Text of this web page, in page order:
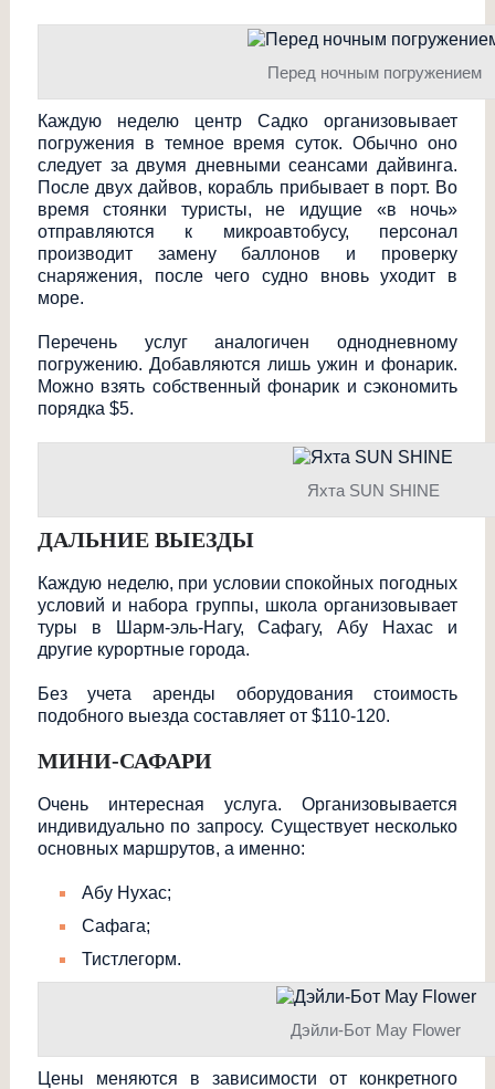
Перед ночным погружением
Каждую неделю центр Садко организовывает
погружения в темное время суток. Обычно оно
следует за двумя дневными сеансами дайвинга.
После двух дайвов, корабль прибывает в порт. Во
время стоянки туристы, не идущие «в ночь»
отправляются к микроавтобусу, персонал
производит замену баллонов и проверку
снаряжения, после чего судно вновь уходит в
море.
Перечень услуг аналогичен однодневному
погружению. Добавляются лишь ужин и фонарик.
Можно взять собственный фонарик и сэкономить
порядка $5.
Яхта SUN SHINE
ДАЛЬНИЕ ВЫЕЗДЫ
Каждую неделю, при условии спокойных погодных
условий и набора группы, школа организовывает
туры в Шарм-эль-Нагу, Сафагу, Абу Нахас и
другие курортные города.
Без учета аренды оборудования стоимость
подобного выезда составляет от $110-120.
МИНИ-САФАРИ
Очень интересная услуга. Организовывается
индивидуально по запросу. Существует несколько
основных маршрутов, а именно:
Абу Нухас;
Сафага;
Тистлегорм.
Дэйли-Бот May Flower
Цены меняются в зависимости от конкретного